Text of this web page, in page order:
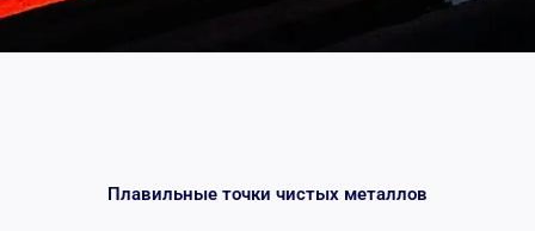
Плавильные точки чистых металлов